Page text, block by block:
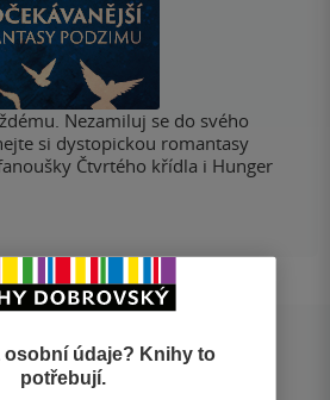
Nezamiluj se do svého
si dystopickou romantasy
Čtvrtého křídla i Hunger
a recenze čtenářů
osobní údaje? Knihy to
potřebují.